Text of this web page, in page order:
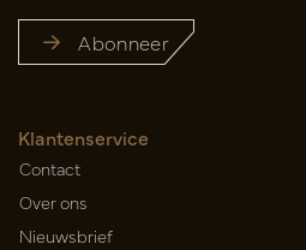
Abonneer
Klantenservice
Contact
Over ons
Nieuwsbrief